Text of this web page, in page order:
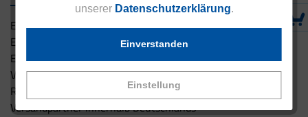
unserer Datenschutzerklärung.
Einstellung
Einverstanden
Eucell Gesundheitsservice
Eucell Ernährungscoach
Eucell Fitness Coach
Versandbedingungen
Rücksendung
Versandpartner innerhalb Deutschlands